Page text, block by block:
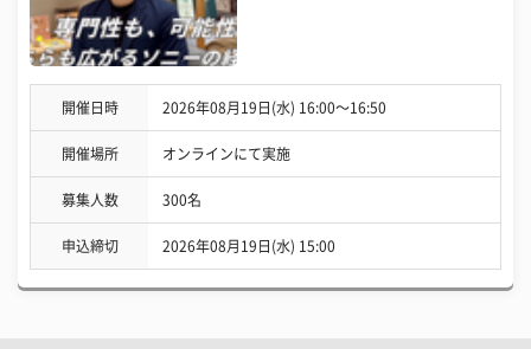
開催日時 2026年08月19日(水) 16:00〜16:50
開催場所 オンラインにて実施
募集人数 300名
申込締切 2026年08月19日(水) 15:00